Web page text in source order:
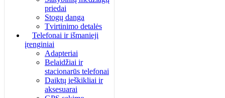
priedai
Stogų danga
Tvirtinimo detalės
Telefonai ir išmanieji
įrenginiai
Adapteriai
Belaidžiai ir
stacionarūs telefonai
Daiktų ieškikliai ir
aksesuarai